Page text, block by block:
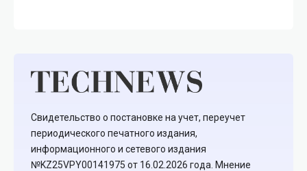
Свидетельство о постановке на учет, переучет
периодического печатного издания,
информационного и сетевого издания
№KZ25VPY00141975 от 16.02.2026 года. Мнение